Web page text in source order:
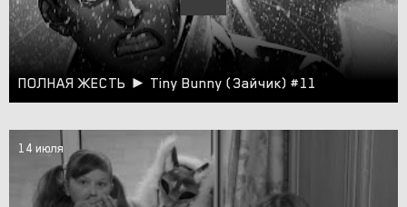
ПОЛНАЯ ЖЕСТЬ ► Tiny Bunny (Зайчик) #11
14 июля